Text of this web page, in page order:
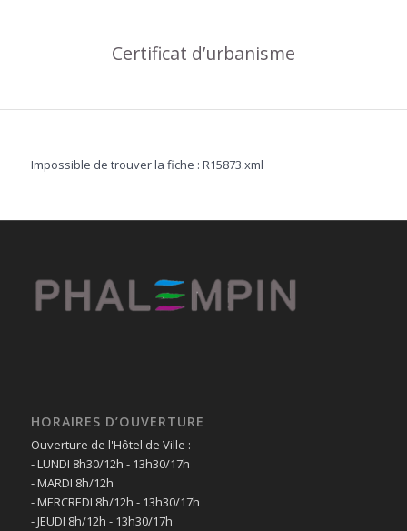
Certificat d’urbanisme
Impossible de trouver la fiche : R15873.xml
HORAIRES D’OUVERTURE
Ouverture de l'Hôtel de Ville :
- LUNDI 8h30/12h - 13h30/17h
- MARDI 8h/12h
- MERCREDI 8h/12h - 13h30/17h
- JEUDI 8h/12h - 13h30/17h